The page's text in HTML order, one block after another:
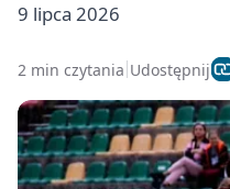
9 lipca 2026
2 min czytania Udostępnij